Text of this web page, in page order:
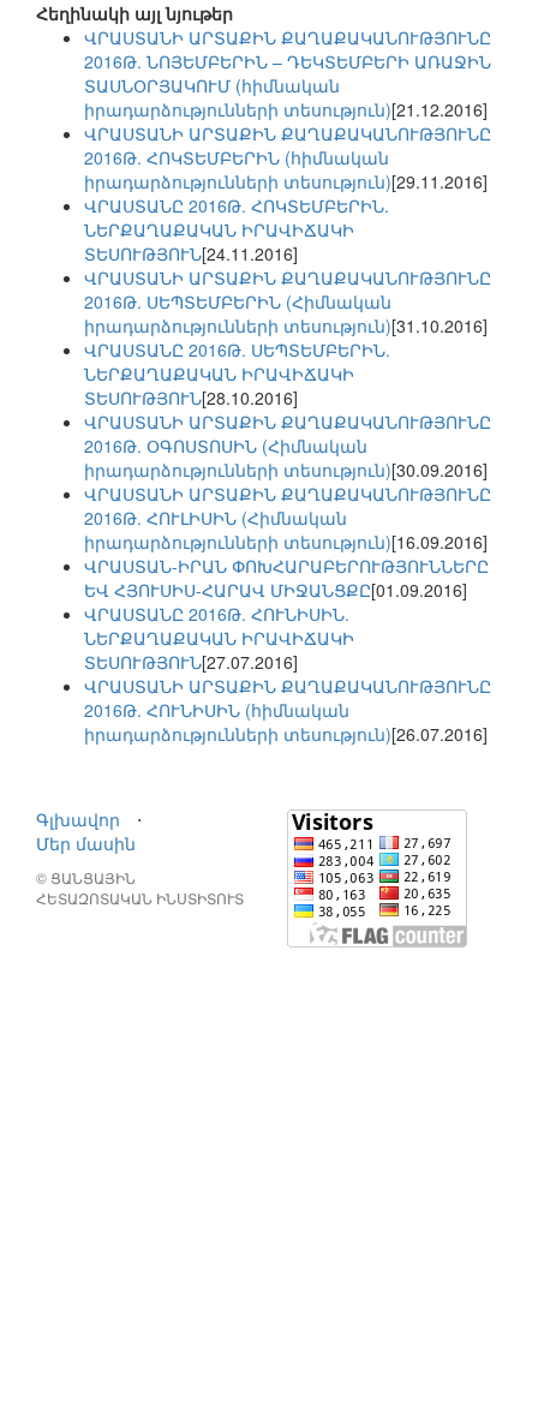
Հեղինակի այլ նյութեր
ՎՐԱՍՏԱՆԻ ԱՐՏԱՔԻՆ ՔԱՂԱՔԱԿԱՆՈՒԹՅՈՒՆԸ
2016Թ. ՆՈՅԵՄԲԵՐԻՆ – ԴԵԿՏԵՄԲԵՐԻ ԱՌԱՋԻՆ
ՏԱՍՆՕՐՅԱԿՈՒՄ (հիմնական
իրադարձությունների տեսություն)[21.12.2016]
ՎՐԱՍՏԱՆԻ ԱՐՏԱՔԻՆ ՔԱՂԱՔԱԿԱՆՈՒԹՅՈՒՆԸ
2016Թ. ՀՈԿՏԵՄԲԵՐԻՆ (հիմնական
իրադարձությունների տեսություն)[29.11.2016]
ՎՐԱՍՏԱՆԸ 2016Թ. ՀՈԿՏԵՄԲԵՐԻՆ.
ՆԵՐՔԱՂԱՔԱԿԱՆ ԻՐԱՎԻՃԱԿԻ
ՏԵՍՈՒԹՅՈՒՆ[24.11.2016]
ՎՐԱՍՏԱՆԻ ԱՐՏԱՔԻՆ ՔԱՂԱՔԱԿԱՆՈՒԹՅՈՒՆԸ
2016Թ. ՍԵՊՏԵՄԲԵՐԻՆ (Հիմնական
իրադարձությունների տեսություն)[31.10.2016]
ՎՐԱՍՏԱՆԸ 2016Թ. ՍԵՊՏԵՄԲԵՐԻՆ.
ՆԵՐՔԱՂԱՔԱԿԱՆ ԻՐԱՎԻՃԱԿԻ
ՏԵՍՈՒԹՅՈՒՆ[28.10.2016]
ՎՐԱՍՏԱՆԻ ԱՐՏԱՔԻՆ ՔԱՂԱՔԱԿԱՆՈՒԹՅՈՒՆԸ
2016Թ. ՕԳՈՍՏՈՍԻՆ (Հիմնական
իրադարձությունների տեսություն)[30.09.2016]
ՎՐԱՍՏԱՆԻ ԱՐՏԱՔԻՆ ՔԱՂԱՔԱԿԱՆՈՒԹՅՈՒՆԸ
2016Թ. ՀՈՒԼԻՍԻՆ (Հիմնական
իրադարձությունների տեսություն)[16.09.2016]
ՎՐԱՍՏԱՆ-ԻՐԱՆ ՓՈԽՀԱՐԱԲԵՐՈՒԹՅՈՒՆՆԵՐԸ
ԵՎ ՀՅՈՒՍԻՍ-ՀԱՐԱՎ ՄԻՋԱՆՑՔԸ[01.09.2016]
ՎՐԱՍՏԱՆԸ 2016Թ. ՀՈՒՆԻՍԻՆ.
ՆԵՐՔԱՂԱՔԱԿԱՆ ԻՐԱՎԻՃԱԿԻ
ՏԵՍՈՒԹՅՈՒՆ[27.07.2016]
ՎՐԱՍՏԱՆԻ ԱՐՏԱՔԻՆ ՔԱՂԱՔԱԿԱՆՈՒԹՅՈՒՆԸ
2016Թ. ՀՈՒՆԻՍԻՆ (հիմնական
իրադարձությունների տեսություն)[26.07.2016]
Գլխավոր
⋅
Մեր մասին
© ՑԱՆՑԱՅԻՆ
ՀԵՏԱԶՈՏԱԿԱՆ ԻՆՍՏԻՏՈՒՏ